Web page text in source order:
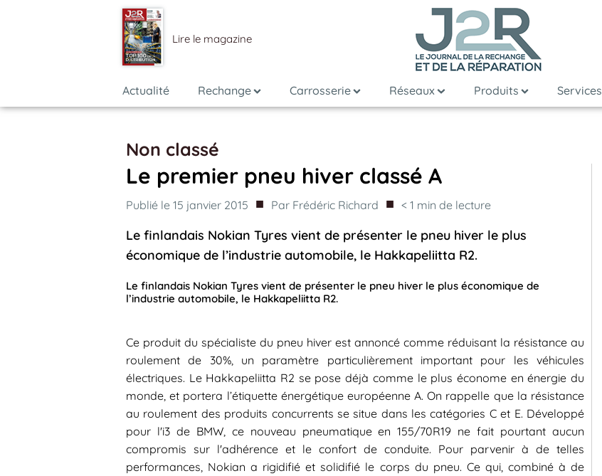
Lire le magazine
Actualité Rechange Carrosserie Réseaux Produits Services
Non classé
Le premier pneu hiver classé A
Publié le 15 janvier 2015 ■ Par Frédéric Richard ■ < 1 min de lecture
Le finlandais Nokian Tyres vient de présenter le pneu hiver le plus
économique de l’industrie automobile, le Hakkapeliitta R2.
Le finlandais Nokian Tyres vient de présenter le pneu hiver le plus économique de
l’industrie automobile, le Hakkapeliitta R2.
Ce produit du spécialiste du pneu hiver est annoncé comme réduisant la résistance au
roulement de 30%, un paramètre particulièrement important pour les véhicules
électriques. Le Hakkapeliitta R2 se pose déjà comme le plus économe en énergie du
monde, et portera l’étiquette énergétique européenne A. On rappelle que la résistance
au roulement des produits concurrents se situe dans les catégories C et E. Développé
pour l'i3 de BMW, ce nouveau pneumatique en 155/70R19 ne fait pourtant aucun
compromis sur l'adhérence et le confort de conduite. Pour parvenir à de telles
performances, Nokian a rigidifié et solidifié le corps du pneu. Ce qui, combiné à de